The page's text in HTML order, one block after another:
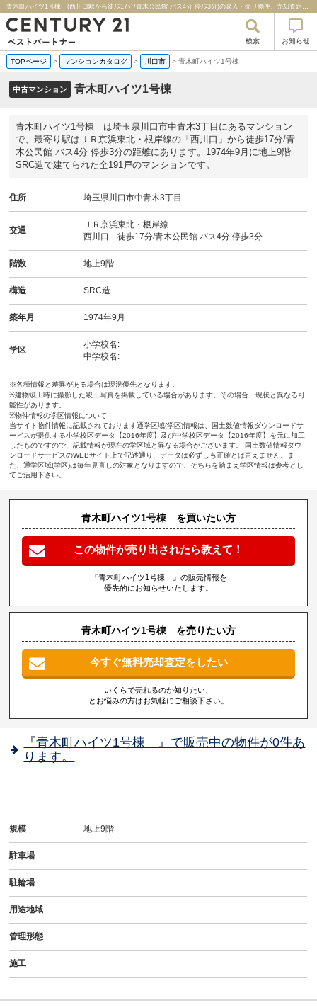
青木町ハイツ1号棟 (西川口駅から徒歩17分/青木公民館 バス4分 停歩3分)の購入・売り物件、売却査定・相場・売却価格マンション情報｜センチュリー２１ベストパートナー
検索 お知らせ
TOPページ > マンションカタログ > 川口市 > 青木町ハイツ1号棟
中古マンション 青木町ハイツ1号棟
青木町ハイツ1号棟 は埼玉県川口市中青木3丁目にあるマンション
で、最寄り駅はＪＲ京浜東北・根岸線の「西川口」から徒歩17分/青
木公民館 バス4分 停歩3分の距離にあります。1974年9月に地上9階
SRC造で建てられた全191戸のマンションです。
住所 埼玉県川口市中青木3丁目
交通
ＪＲ京浜東北・根岸線
西川口 徒歩17分/青木公民館 バス4分 停歩3分
階数 地上9階
構造 SRC造
築年月 1974年9月
学区
小学校名:
中学校名:
※各種情報と差異がある場合は現況優先となります。
※建物竣工時に撮影した竣工写真を掲載している場合があります。その場合、現状と異なる可
能性があります。
※物件情報の学区情報について
当サイト物件情報に記載されております通学区域(学区)情報は、国土数値情報ダウンロードサ
ービスが提供する小学校区データ【2016年度】及び中学校区データ【2016年度】を元に加工
したものですので、記載情報が現在の学区域と異なる場合がございます。 国土数値情報ダウ
ンロードサービスのWEBサイト上で記述通り、データは必ずしも正確とは言えません。ま
た、通学区域(学区)は毎年見直しの対象となりますので、そちらを踏まえ学区情報は参考とし
てご活用下さい。
青木町ハイツ1号棟 を買いたい方
この物件が売り出されたら教えて！
『青木町ハイツ1号棟 』の販売情報を
優先的にお知らせいたします。
青木町ハイツ1号棟 を売りたい方
今すぐ無料売却査定をしたい
いくらで売れるのか知りたい、
とお悩みの方はお気軽にご相談下さい。
『青木町ハイツ1号棟 』で販売中の物件が0件あ
ります。
規模 地上9階
駐車場
駐輪場
用途地域
管理形態
施工